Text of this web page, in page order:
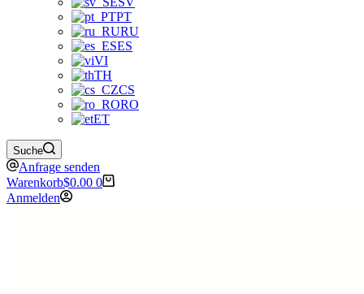
PT
RU
ES
VI
TH
CS
RO
ET
Suche
Anfrage senden
Warenkorb$0.00 0
Anmelden